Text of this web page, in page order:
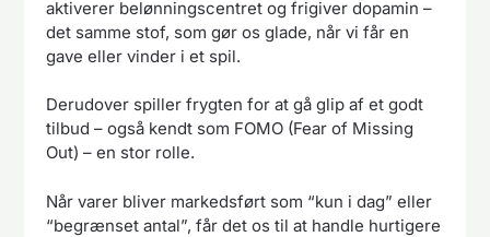
aktiverer belønningscentret og frigiver dopamin –
det samme stof, som gør os glade, når vi får en
gave eller vinder i et spil.
Derudover spiller frygten for at gå glip af et godt
tilbud – også kendt som FOMO (Fear of Missing
Out) – en stor rolle.
Når varer bliver markedsført som “kun i dag” eller
“begrænset antal”, får det os til at handle hurtigere